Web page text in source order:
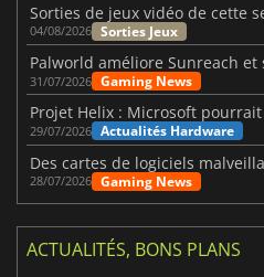
04/08/2026 Sorties Jeux
Palworld améliore Sunreach et
31/07/2026 Gaming News
Projet Helix : Microsoft
29/07/2026 Actualités Hardware
28/07/2026 Gaming News
ACTUALITÉS, BONS PLANS